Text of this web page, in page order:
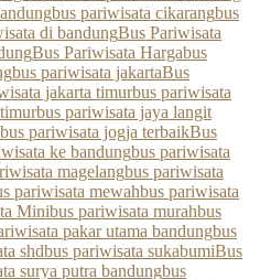
bus pariwisata cikarangbus
di bandungBus Pariwisata
Bus Pariwisata Hargabus
bus pariwisata jakartaBus
jakarta timurbus pariwisata
bus pariwisata jaya langit
bus pariwisata jogja terbaikBus
ke bandungbus pariwisata
magelangbus pariwisata
pariwisata mewahbus pariwisata
Minibus pariwisata murahbus
pakar utama bandungbus
shdbus pariwisata sukabumiBus
surya putra bandungbus